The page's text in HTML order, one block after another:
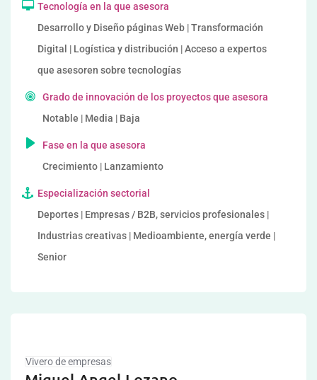
Tecnología en la que asesora
Desarrollo y Diseño páginas Web | Transformación
Digital | Logística y distribución | Acceso a expertos
que asesoren sobre tecnologías
Grado de innovación de los proyectos que asesora
Notable | Media | Baja
Fase en la que asesora
Crecimiento | Lanzamiento
Especialización sectorial
Deportes | Empresas / B2B, servicios profesionales |
Industrias creativas | Medioambiente, energía verde |
Senior
Vivero de empresas